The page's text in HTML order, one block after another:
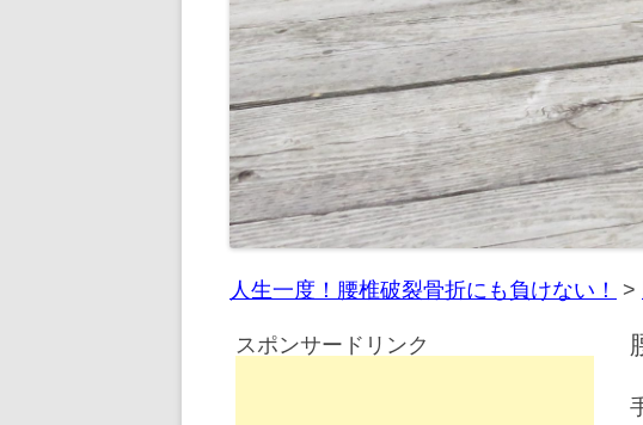
人生一度！腰椎破裂骨折にも負けない！ >
スポンサードリンク